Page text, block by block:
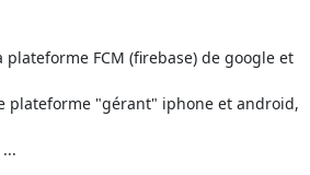
FCM (firebase) de google et
plateforme "gérant" iphone et android,